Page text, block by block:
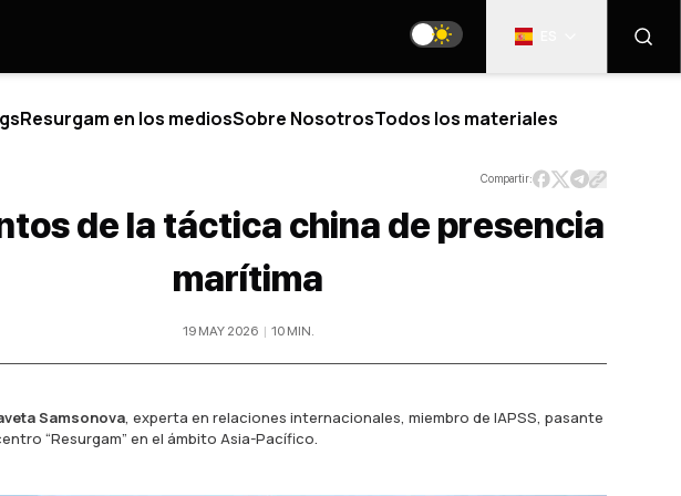
BLOGS
EQUIPO
EN AUTOR
AL EQUIPO
media@resurgamhub.org
Resurgam en los mediosSobre NosotrosTodos los materiales
Compartir:
de la táctica china de presencia
marítima
19 MAY 2026 | 10 MIN.
Samsonova, experta en relaciones internacionales, miembro de IAPSS, pasante
“Resurgam” en el ámbito Asia-Pacífico.